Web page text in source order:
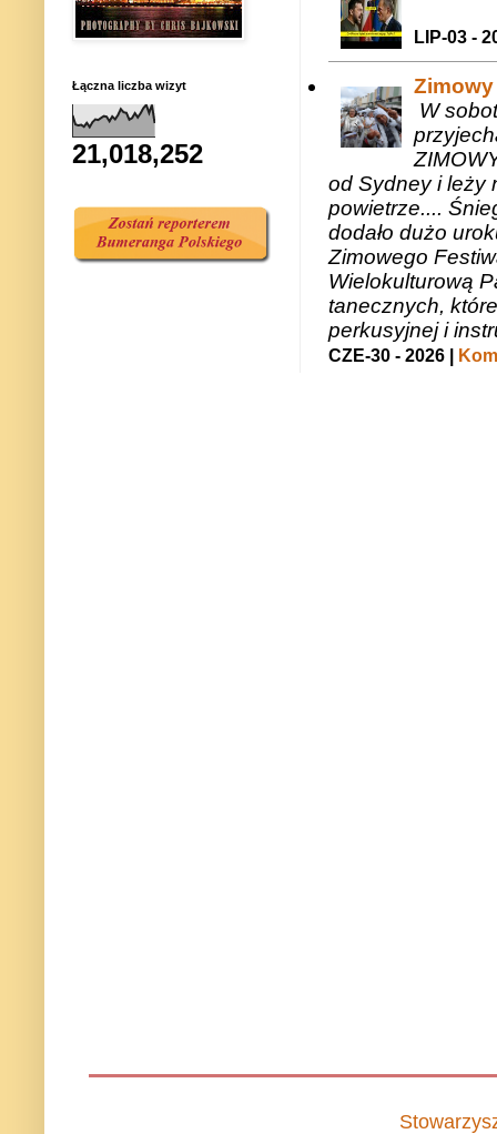
LIP-03 -
W
od Sydney i leży
powietrze....
dodało dużo
Zimowego
Wielokulturową
tanecznych,
perkusyjnej i
CZE-30 - 2026 |
Łączna liczba wizyt
21,018,252